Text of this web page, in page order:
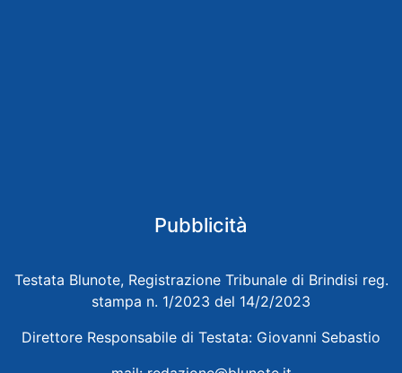
Pubblicità
Testata Blunote, Registrazione Tribunale di Brindisi reg.
stampa n. 1/2023 del 14/2/2023
Direttore Responsabile di Testata: Giovanni Sebastio